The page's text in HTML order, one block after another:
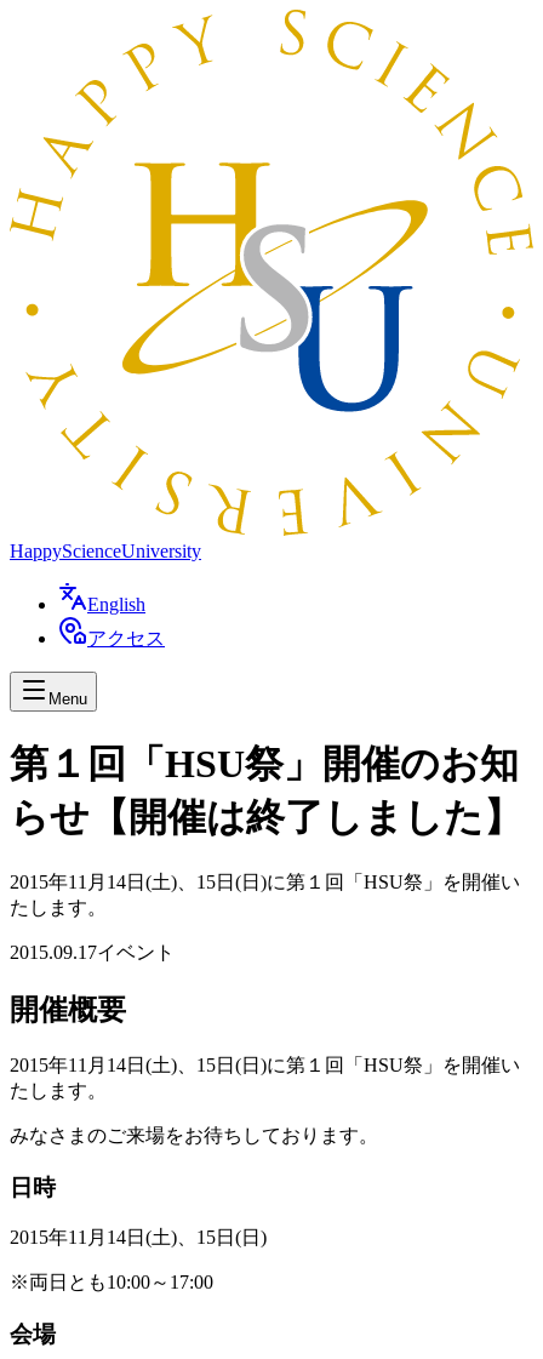
HappyScienceUniversity
English
アクセス
Menu
第１回「HSU祭」開催のお知
らせ【開催は終了しました】
2015年11月14日(土)、15日(日)に第１回「HSU祭」を開催い
たします。
2015.09.17イベント
開催概要
2015年11月14日(土)、15日(日)に第１回「HSU祭」を開催い
たします。
みなさまのご来場をお待ちしております。
日時
2015年11月14日(土)、15日(日)
※両日とも10:00～17:00
会場